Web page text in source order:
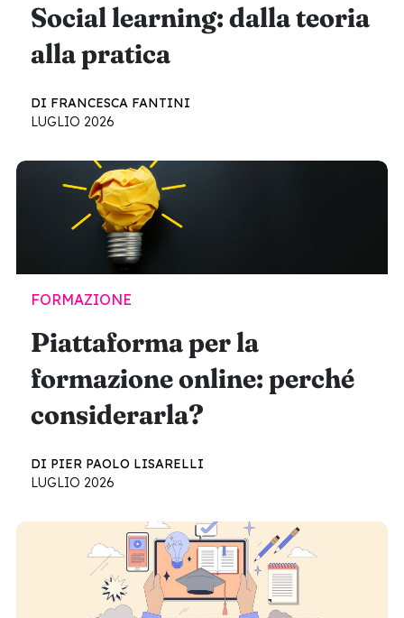
Social learning: dalla teoria
alla pratica
DI FRANCESCA FANTINI
LUGLIO 2026
FORMAZIONE
Piattaforma per la
formazione online: perché
considerarla?
DI PIER PAOLO LISARELLI
LUGLIO 2026